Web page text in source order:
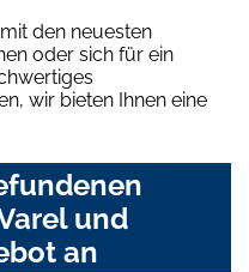
den neuesten
oder sich für ein
wir bieten Ihnen eine
und
an